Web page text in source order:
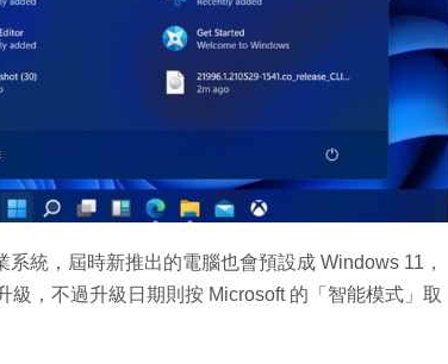
統，屆時新推出的電腦也會預設成 Windows 11，
，不過升級日期則按 Microsoft 的「智能模式」取